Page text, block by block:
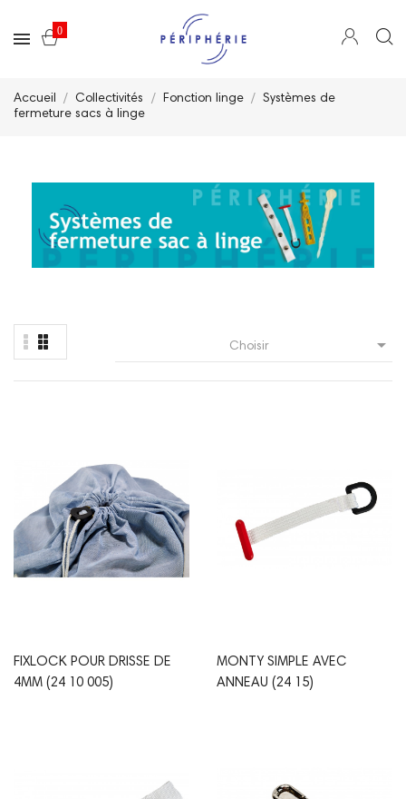
0
Accueil Collectivités Fonction linge
Systèmes de
fermeture sacs à linge
Choisir 
FIXLOCK POUR DRISSE DE
4MM (24 10 005)
MONTY SIMPLE AVEC
ANNEAU (24 15)